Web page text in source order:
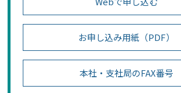
お申し込み用紙（PDF）
本社・支社局のFAX番号